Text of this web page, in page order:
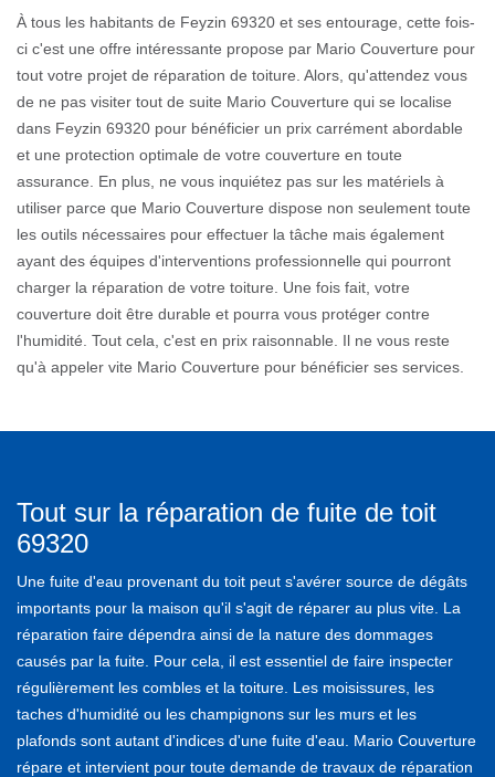
À tous les habitants de Feyzin 69320 et ses entourage, cette fois-
ci c'est une offre intéressante propose par Mario Couverture pour
tout votre projet de réparation de toiture. Alors, qu'attendez vous
de ne pas visiter tout de suite Mario Couverture qui se localise
dans Feyzin 69320 pour bénéficier un prix carrément abordable
et une protection optimale de votre couverture en toute
assurance. En plus, ne vous inquiétez pas sur les matériels à
utiliser parce que Mario Couverture dispose non seulement toute
les outils nécessaires pour effectuer la tâche mais également
ayant des équipes d'interventions professionnelle qui pourront
charger la réparation de votre toiture. Une fois fait, votre
couverture doit être durable et pourra vous protéger contre
l'humidité. Tout cela, c'est en prix raisonnable. Il ne vous reste
qu'à appeler vite Mario Couverture pour bénéficier ses services.
Tout sur la réparation de fuite de toit
69320
Une fuite d'eau provenant du toit peut s'avérer source de dégâts
importants pour la maison qu'il s'agit de réparer au plus vite. La
réparation faire dépendra ainsi de la nature des dommages
causés par la fuite. Pour cela, il est essentiel de faire inspecter
régulièrement les combles et la toiture. Les moisissures, les
taches d'humidité ou les champignons sur les murs et les
plafonds sont autant d'indices d'une fuite d'eau. Mario Couverture
répare et intervient pour toute demande de travaux de réparation